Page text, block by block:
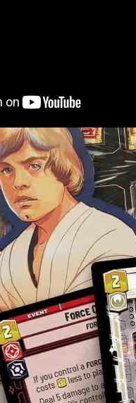
a základnou. Vítězí ten,